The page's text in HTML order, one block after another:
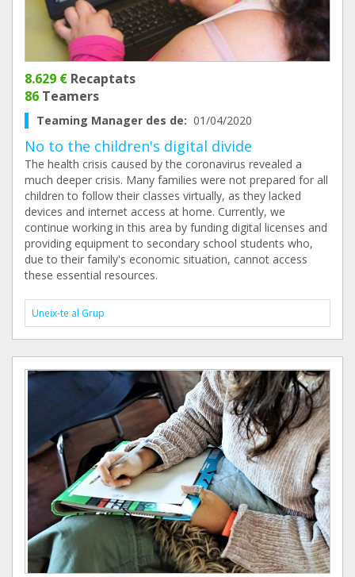
8.629 € Recaptats
86 Teamers
Teaming Manager des de: 01/04/2020
No to the children's digital divide
The health crisis caused by the coronavirus revealed a
much deeper crisis. Many families were not prepared for all
children to follow their classes virtually, as they lacked
devices and internet access at home. Currently, we
continue working in this area by funding digital licenses and
providing equipment to secondary school students who,
due to their family's economic situation, cannot access
these essential resources.
Uneix-te al Grup